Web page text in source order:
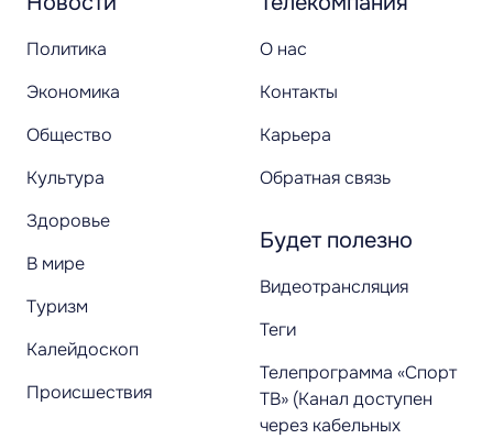
Политика
Экономика
Общество
Культура
Здоровье
В мире
Туризм
Калейдоскоп
Происшествия
О нас
Контакты
Карьера
Обратная связь
Будет полезно
Видеотрансляция
Теги
Телепрограмма «Спорт
ТВ» (Канал доступен
через кабельных